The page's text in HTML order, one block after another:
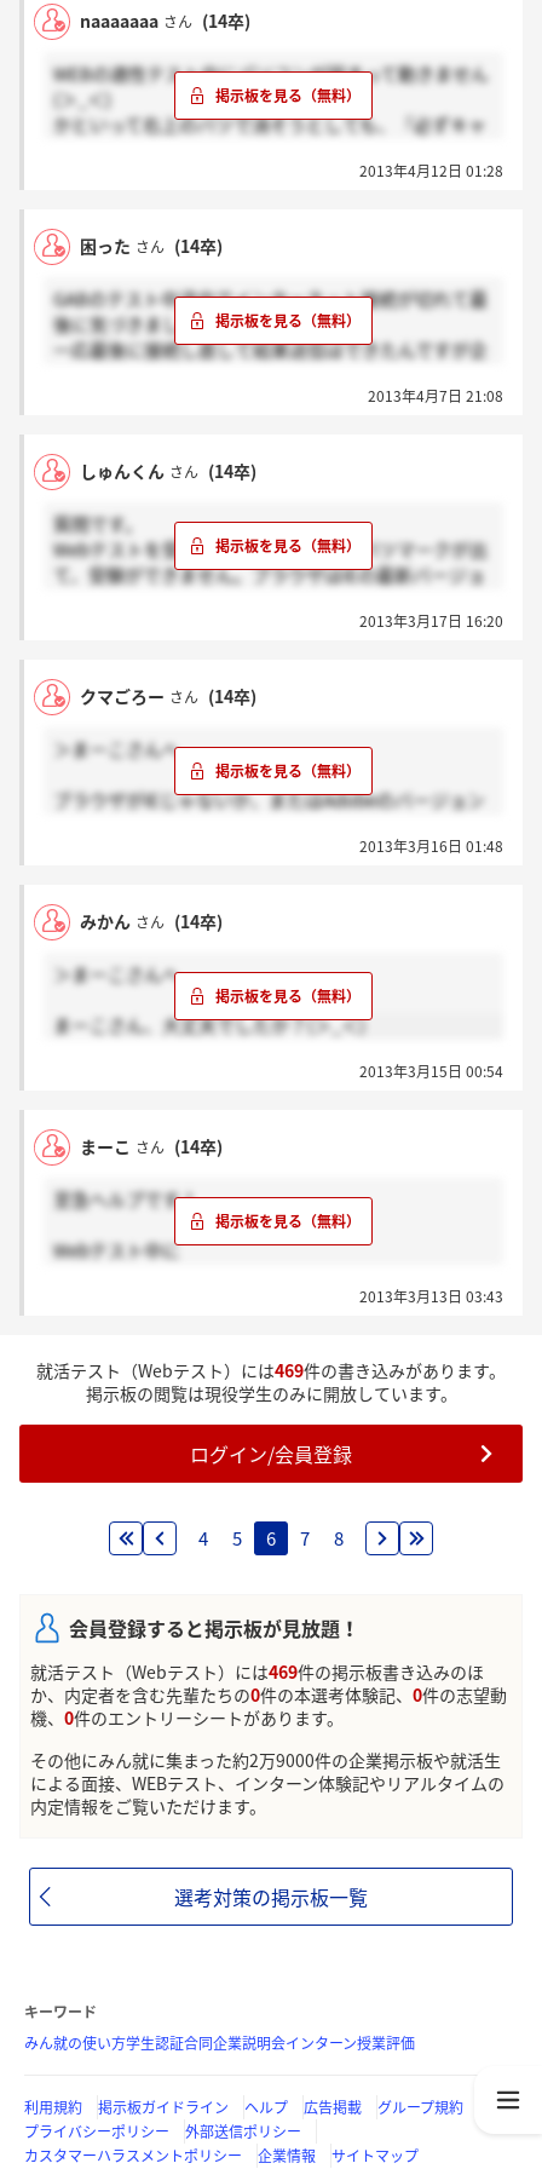
naaaaaaa さん (14卒)
WEBの適性テスト中にパソコンが固まって動きません
(＞_＜)
かといって右上のバツで消そうとしても、『必ずキャ
ネットは普通に使えているのにテスト画面だけ固まっ
ています。。どうしたらいいかご存知ないでしょう
2013年4月12日 01:28
困った さん (14卒)
GABのテスト中途中でインターネット接続が切れて最
後に気づきました(＞_＜)
一応最後に接続し直して結果送信はできたんですが企
途中で接続切れると結果に支障でますか？
(＞_＜)
誰か教えてください‥‥
2013年4月7日 21:08
しゅんくん さん (14卒)
質問です。
Webテストを受けるにあたり、左上にバツマークが出
て、受験ができません。ブラウザはIEの最新バージョ
てはいれ直しました。adobeも最新のが入ってます。
ルされているのですが、javaの公式ホームページでの
インストール状態を確認するではjavaが検出されませ
試しましたが直りませんでした。現在再びトラブルシ
ューティングの項目を全て試しているところですが、
同じような症状になった方、知識のある方、なにかわ
2013年3月17日 16:20
クマごろー さん (14卒)
＞まーこさんへ
ブラウザがIEじゃないか、またはAdobeのバージョン
2013年3月16日 01:48
みかん さん (14卒)
＞まーこさんへ
まーこさん、大丈夫でしたか？(＞_＜)
2013年3月15日 00:54
まーこ さん (14卒)
至急ヘルプです！
Webテスト中に
ウィンドウを切り替えて下さいとでました。2013年3月13日 03:43
就活テスト（Webテスト）には469件の書き込みがあります。
掲示板の閲覧は現役学生のみに開放しています。
ログイン/会員登録
4 5 6 7 8
会員登録すると掲示板が見放題！
就活テスト（Webテスト）には469件の掲示板書き込みのほ
か、内定者を含む先輩たちの0件の本選考体験記、 0件の志望動
機、 0件のエントリーシートがあります。
その他にみん就に集まった約2万9000件の企業掲示板や就活生
による面接、WEBテスト、インターン体験記やリアルタイムの
内定情報をご覧いただけます。
選考対策の掲示板一覧
キーワード
みん就の使い方学生認証合同企業説明会インターン授業評価
利用規約 掲示板ガイドライン ヘルプ 広告掲載
グループ規約
プライバシーポリシー
外部送信ポリシー
カスタマーハラスメントポリシー
企業情報 サイトマップ